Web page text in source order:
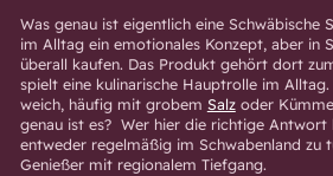
Was genau ist eigentlich eine Schwäbische
im Alltag ein emotionales Konzept, aber in
überall kaufen. Das Produkt gehört dort
spielt eine kulinarische Hauptrolle im
weich, häufig mit grobem Salzoder
genau ist es? Wer hier die richtige Antwort
entweder regelmäßig im Schwabenland zu
Genießer mit regionalem Tiefgang.